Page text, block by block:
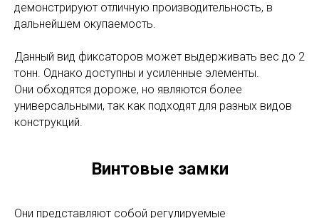
демонстрируют отличную производительность, в
дальнейшем окупаемость.
Данный вид фиксаторов может выдерживать вес до 2
тонн. Однако доступны и усиленные элементы.
Они обходятся дороже, но являются более
универсальными, так как подходят для разных видов
конструкций.
Винтовые замки
Они представляют собой регулируемые